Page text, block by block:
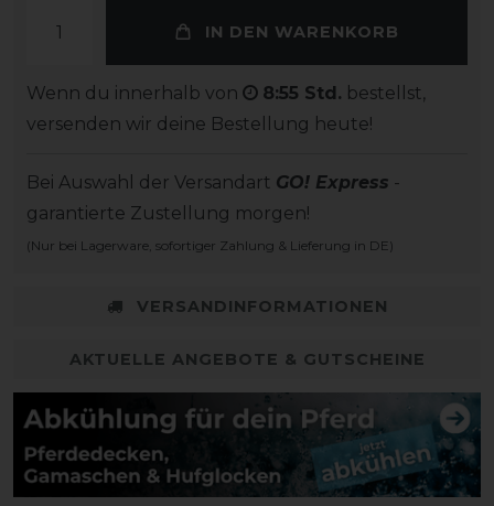
IN DEN WARENKORB
Wenn du innerhalb von 8:55 Std. bestellst,
versenden wir deine Bestellung heute!
Bei Auswahl der Versandart GO! Express -
garantierte Zustellung morgen!
(Nur bei Lagerware, sofortiger Zahlung & Lieferung in DE)
VERSANDINFORMATIONEN
AKTUELLE ANGEBOTE & GUTSCHEINE